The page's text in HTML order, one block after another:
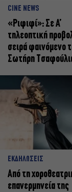
CINE NEWS
«Ριφιφί»: Σε Α’
τηλεοπτική
σειρά φαινόμενο
Σωτήρη
ΕΚΔΗΛΩΣΕΙΣ
Από τη
επανερμηνεία της